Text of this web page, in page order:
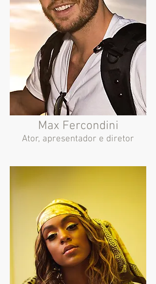
Max Fercondini
Ator, apresentador e diretor